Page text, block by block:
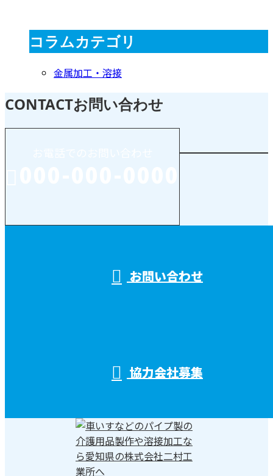
コラムカテゴリ
金属加工・溶接
CONTACTお問い合わせ
お問い合わせ
協力会社募集